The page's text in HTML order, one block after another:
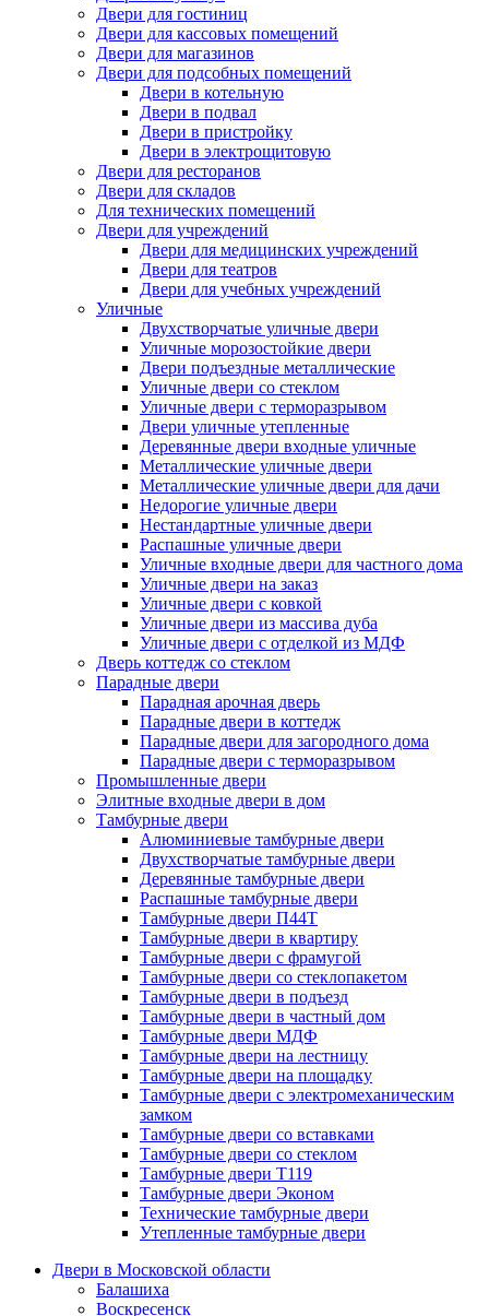
Двери для гостиниц
Двери для кассовых помещений
Двери для магазинов
Двери для подсобных помещений
Двери в котельную
Двери в подвал
Двери в пристройку
Двери в электрощитовую
Двери для ресторанов
Двери для складов
Для технических помещений
Двери для учреждений
Двери для медицинских учреждений
Двери для театров
Двери для учебных учреждений
Уличные
Двухстворчатые уличные двери
Уличные морозостойкие двери
Двери подъездные металлические
Уличные двери со стеклом
Уличные двери с терморазрывом
Двери уличные утепленные
Деревянные двери входные уличные
Металлические уличные двери
Металлические уличные двери для дачи
Недорогие уличные двери
Нестандартные уличные двери
Распашные уличные двери
Уличные входные двери для частного дома
Уличные двери на заказ
Уличные двери с ковкой
Уличные двери из массива дуба
Уличные двери с отделкой из МДФ
Дверь коттедж со стеклом
Парадные двери
Парадная арочная дверь
Парадные двери в коттедж
Парадные двери для загородного дома
Парадные двери с терморазрывом
Промышленные двери
Элитные входные двери в дом
Тамбурные двери
Алюминиевые тамбурные двери
Двухстворчатые тамбурные двери
Деревянные тамбурные двери
Распашные тамбурные двери
Тамбурные двери П44Т
Тамбурные двери в квартиру
Тамбурные двери с фрамугой
Тамбурные двери со стеклопакетом
Тамбурные двери в подъезд
Тамбурные двери в частный дом
Тамбурные двери МДФ
Тамбурные двери на лестницу
Тамбурные двери на площадку
Тамбурные двери с электромеханическим
замком
Тамбурные двери со вставками
Тамбурные двери со стеклом
Тамбурные двери Т119
Тамбурные двери Эконом
Технические тамбурные двери
Утепленные тамбурные двери
Двери в Московской области
Балашиха
Воскресенск